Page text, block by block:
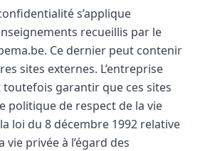
s’applique
recueillis par le
Ce dernier peut contenir
sites externes. L’entreprise
toutefois garantir que ces sites
politique de respect de la vie
loi du 8 décembre 1992 relative
privée à l’égard des